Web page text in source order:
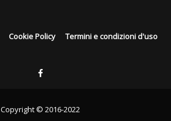
Cookie Policy Termini e condizioni d'uso
Copyright © 2016-2022